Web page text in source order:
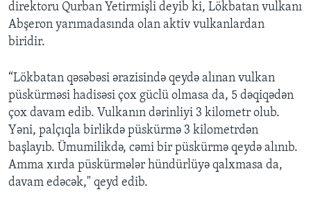
direktoru Qurban Yetirmişli deyib ki, Lökbatan vulkanı
Abşeron yarımadasında olan aktiv vulkanlardan
biridir.
“Lökbatan qəsəbəsi ərazisində qeydə alınan vulkan
püskürməsi hadisəsi çox güclü olmasa da, 5 dəqiqədən
çox davam edib. Vulkanın dərinliyi 3 kilometr olub.
Yəni, palçıqla birlikdə püskürmə 3 kilometrdən
başlayıb. Ümumilikdə, cəmi bir püskürmə qeydə alınıb.
Amma xırda püskürmələr hündürlüyə qalxmasa da,
davam edəcək," qeyd edib.